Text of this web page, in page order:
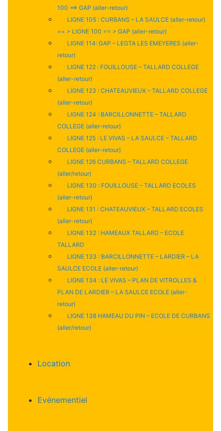
100 ==> GAP (aller-retour)
LIGNE 105 : CURBANS – LA SAULCE (aller-retour)
== > LIGNE 100 == > GAP (aller-retour)
LIGNE 114: GAP – LEGTA LES EMEYERES (aller-
retour)
LIGNE 122 : FOUILLOUSE – TALLARD COLLEGE
(aller-retour)
LIGNE 123 : CHATEAUVIEUX – TALLARD COLLEGE
(aller-retour)
LIGNE 124 : BARCILLONNETTE – TALLARD
COLLEGE (aller-retour)
LIGNE 125 : LE VIVAS – LA SAULCE – TALLARD
COLLEGE (aller-retour)
LIGNE 126 CURBANS – TALLARD COLLEGE
(aller/retour)
LIGNE 130 : FOUILLOUSE – TALLARD ECOLES
(aller-retour)
LIGNE 131 : CHATEAUVIEUX – TALLARD ECOLES
(aller-retour)
LIGNE 132 : HAMEAUX TALLARD – ECOLE
TALLARD
LIGNE 133 : BARCILLONNETTE – LARDIER – LA
SAULCE ECOLE (aller-retour)
LIGNE 134 : LE VIVAS – PLAN DE VITROLLES &
PLAN DE LARDIER – LA SAULCE ECOLE (aller-
retour)
LIGNE 138 HAMEAU DU PIN – ECOLE DE CURBANS
(aller/retour)
Location
Evénementiel